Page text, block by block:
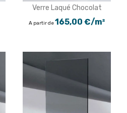
Verre Laqué Chocolat
A partir de165,00 €/m²